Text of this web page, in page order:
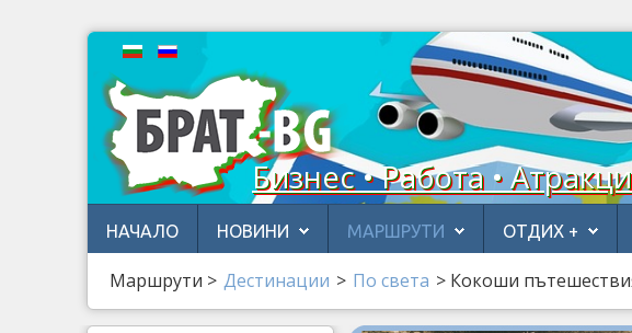
Бизнес • Работа •
НАЧАЛО НОВИНИ МАРШРУТИ ОТДИХ +
Маршрути > Дестинации > По света > Кокоши